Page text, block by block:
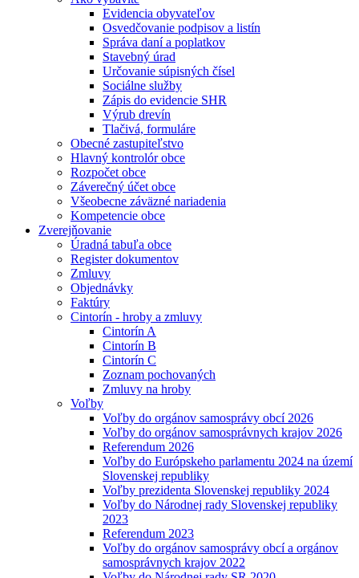
Evidencia obyvateľov
Osvedčovanie podpisov a listín
Správa daní a poplatkov
Stavebný úrad
Určovanie súpisných čísel
Sociálne služby
Zápis do evidencie SHR
Výrub drevín
Tlačivá, formuláre
Obecné zastupiteľstvo
Hlavný kontrolór obce
Rozpočet obce
Záverečný účet obce
Všeobecne záväzné nariadenia
Kompetencie obce
Zverejňovanie
Úradná tabuľa obce
Register dokumentov
Zmluvy
Objednávky
Faktúry
Cintorín - hroby a zmluvy
Cintorín A
Cintorín B
Cintorín C
Zoznam pochovaných
Zmluvy na hroby
Voľby
Voľby do orgánov samosprávy obcí 2026
Voľby do orgánov samosprávnych krajov 2026
Referendum 2026
Voľby do Európskeho parlamentu 2024 na území
Slovenskej republiky
Voľby prezidenta Slovenskej republiky 2024
Voľby do Národnej rady Slovenskej republiky
2023
Referendum 2023
Voľby do orgánov samosprávy obcí a orgánov
samosprávnych krajov 2022